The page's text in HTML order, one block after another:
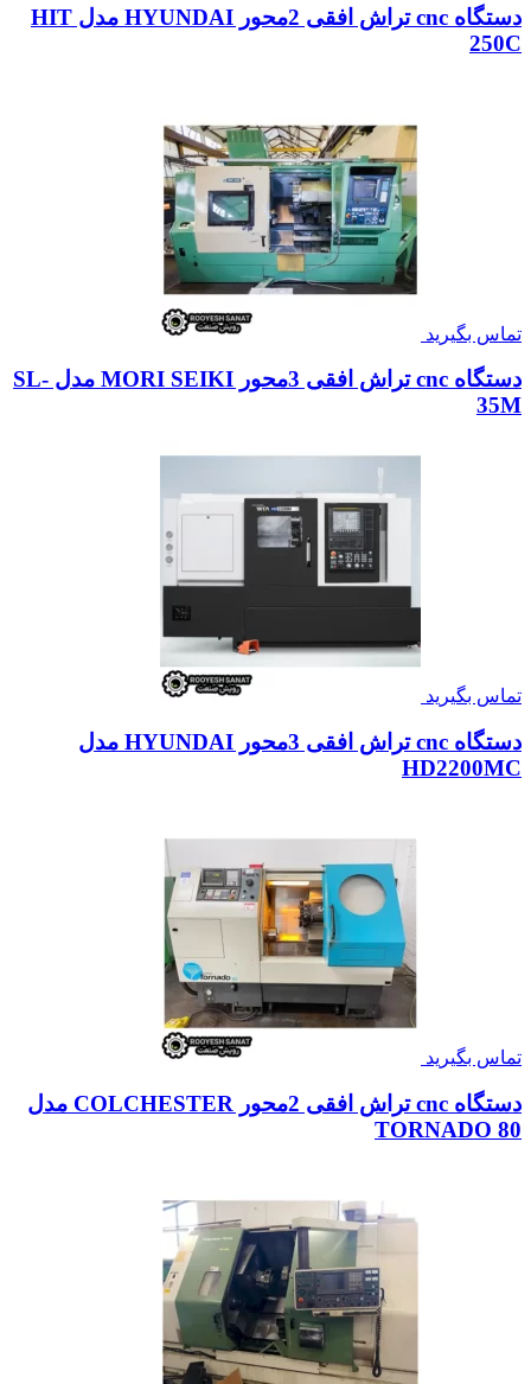
دستگاه cnc تراش افقی 2محور HYUNDAI مدل HIT
250C
تماس بگیرید
دستگاه cnc تراش افقی 3محور MORI SEIKI مدل SL-
35M
تماس بگیرید
دستگاه cnc تراش افقی 3محور HYUNDAI مدل
HD2200MC
تماس بگیرید
دستگاه cnc تراش افقی 2محور COLCHESTER مدل
TORNADO 80